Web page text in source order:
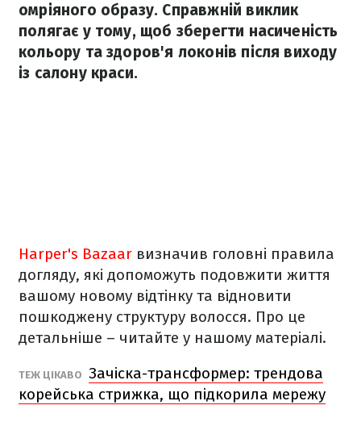
омріяного образу. Справжній виклик
полягає у тому, щоб зберегти насиченість
кольору та здоров'я локонів після виходу
із салону краси.
Harper's Bazaar визначив головні правила
догляду, які допоможуть подовжити життя
вашому новому відтінку та відновити
пошкоджену структуру волосся. Про це
детальніше – читайте у нашому матеріалі.
ТЕЖ ЦІКАВО Зачіска-трансформер: трендова
корейська стрижка, що підкорила мережу